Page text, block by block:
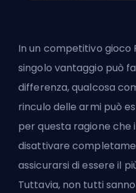
In un competitivo gioco
singolo vantaggio può
differenza, qualcosa
rinculo delle armi può
per questa ragione
disattivare
assicurarsi di essere il
Tuttavia, non tutti